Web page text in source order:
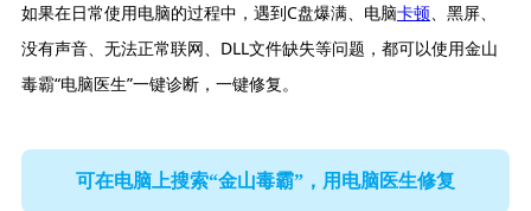
如果在日常使用电脑的过程中，遇到C盘爆满、电脑卡顿、黑屏、
没有声音、无法正常联网、DLL文件缺失等问题，都可以使用金山
毒霸“电脑医生”一键诊断，一键修复。
可在电脑上搜索“金山毒霸”，用电脑医生修复